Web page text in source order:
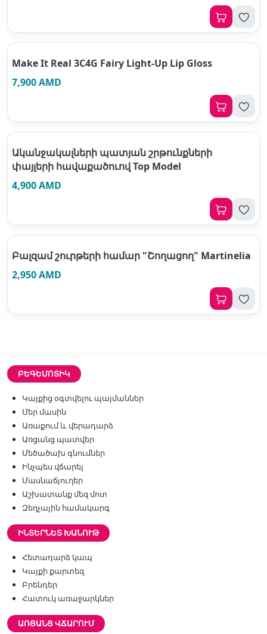
Make It Real 3C4G Fairy Light-Up Lip Gloss
7,900 AMD
Ականջակալների պատյան շրթունքների
փայլերի հավաքածուով Top Model
4,900 AMD
Բալզամ շուրթերի համար "Շողացող" Martinelia
2,950 AMD
ԲԵԳԵՄՈՏԻԿ
Կայքից օգտվելու պայմաններ
Մեր մասին
Առաքում և վերադարձ
Առցանց պատվեր
Մեծածախ գնումներ
Ինչպես վճարել
Մասնաճյուղեր
Աշխատանք մեզ մոտ
Զեղչային համակարգ
ԻՆՏԵՐՆԵՏ ԽԱՆՈՒԹ
Հետադարձ կապ
Կայքի քարտեզ
Բրենդեր
Հատուկ առաջարկներ
ԱՌՑԱՆՑ ՎՃԱՐՈՒՄ